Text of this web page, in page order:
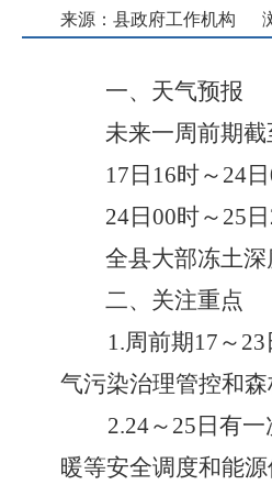
来源：县政府工作机构
一、天气预报
未来一周前期截
17日16时～24
24日00时～25
全县大部冻土深
二、 关注重点
1.周前期17～
气污染治理管控和森
2.24～25日有
暖等安全调度和能源